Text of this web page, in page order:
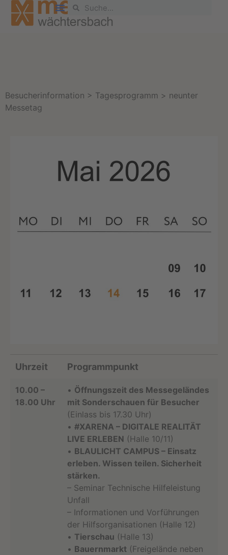
Besucherinformation > Tagesprogramm > neunter
Messetag
Uhrzeit Programmpunkt
10.00 –
18.00 Uhr
• Öffnungszeit des Messegeländes
mit Sonderschauen für Besucher
(Einlass bis 17.30 Uhr)
• #XARENA – DIGITALE REALITÄT
LIVE ERLEBEN (Halle 10/11)
• BLAULICHT CAMPUS – Einsatz
erleben. Wissen teilen. Sicherheit
stärken.
– Seminar Technische Hilfeleistung
Unfall
– Informationen und Vorführungen
der Hilfsorganisationen (Halle 12)
• Tierschau (Halle 13)
• Bauernmarkt (Freigelände neben